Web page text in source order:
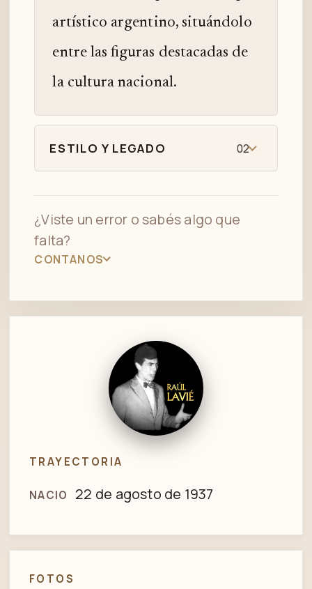
artístico argentino, situándolo
entre las figuras destacadas de
la cultura nacional.
ESTILO Y LEGADO 02
¿Viste un error o sabés algo que
falta?
CONTANOS
TRAYECTORIA
NACIO 22 de agosto de 1937
FOTOS